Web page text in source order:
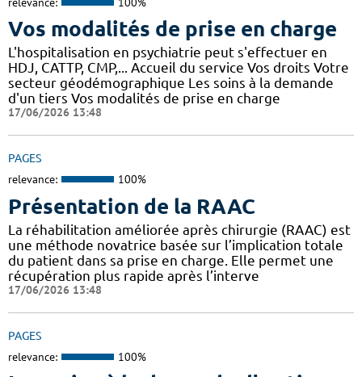
Vos modalités de prise en charge
L'hospitalisation en psychiatrie peut s'effectuer en
HDJ, CATTP, CMP,... Accueil du service Vos droits Votre
secteur géodémographique Les soins à la demande
d'un tiers Vos modalités de prise en charge
17/06/2026 13:48
PAGES
relevance: 100%
Présentation de la RAAC
La réhabilitation améliorée après chirurgie (RAAC) est
une méthode novatrice basée sur l’implication totale
du patient dans sa prise en charge. Elle permet une
récupération plus rapide après l’interve
17/06/2026 13:48
PAGES
relevance: 100%